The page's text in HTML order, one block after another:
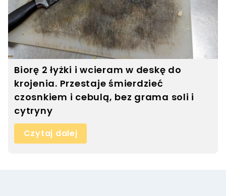
Biorę 2 łyżki i wcieram w deskę do
krojenia. Przestaje śmierdzieć
czosnkiem i cebulą, bez grama soli i
cytryny
Czytaj dalej